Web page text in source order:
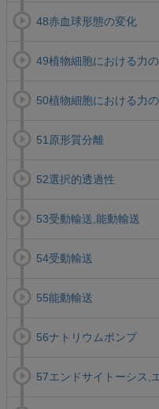
48赤血球形態の変化
49植物細胞における力
50植物細胞における力
51原形質分離
52選択的透過性
53受動輸送,能動輸送
54受動輸送
55能動輸送
56ナトリウムポンプ
57エンドサイトーシス,